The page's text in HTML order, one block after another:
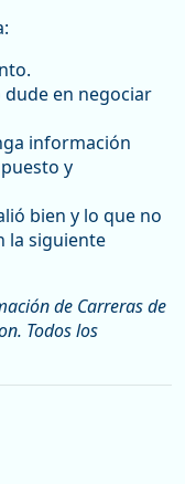
en negociar
información
y
bien y lo que no
la siguiente
de Carreras de
Todos los